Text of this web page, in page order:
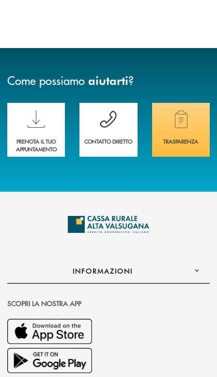
Come possiamo aiutarti?
Scopri le funzionalità della nuova PRENOTA BANCA
PRENOTA IL TUO
APPUNTAMENTO
Hai bisogno di assistenza immediata?
CONTATTO DIRETTO
Hai bisogno di
TRASPARENZA
INFORMAZIONI
SCOPRI LA NOSTRA APP